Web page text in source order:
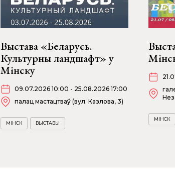
Выстава «Беларусь.
Культурны ландшафт» у
Мінску
09.07.2026 10:00 - 25.08.2026 17:00
палац мастацтваў (вул. Казлова, 3)
МІНСК ВЫСТАВЫ
МІНСК